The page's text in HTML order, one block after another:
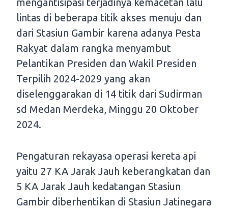
lintas di beberapa titik akses menuju dan
dari Stasiun Gambir karena adanya Pesta
Rakyat dalam rangka menyambut
Pelantikan Presiden dan Wakil Presiden
Terpilih 2024-2029 yang akan
diselenggarakan di 14 titik dari Sudirman
sd Medan Merdeka, Minggu 20 Oktober
2024.
Pengaturan rekayasa operasi kereta api
yaitu 27 KA Jarak Jauh keberangkatan dan
5 KA Jarak Jauh kedatangan Stasiun
Gambir diberhentikan di Stasiun Jatinegara